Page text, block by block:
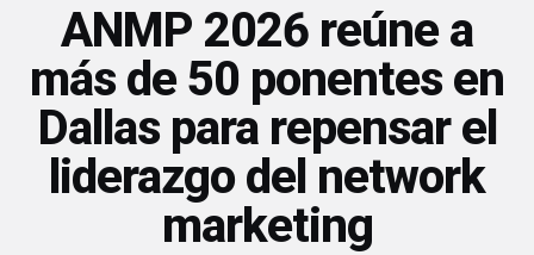
ANMP 2026 reúne a
más de 50 ponentes en
Dallas para repensar el
liderazgo del network
marketing